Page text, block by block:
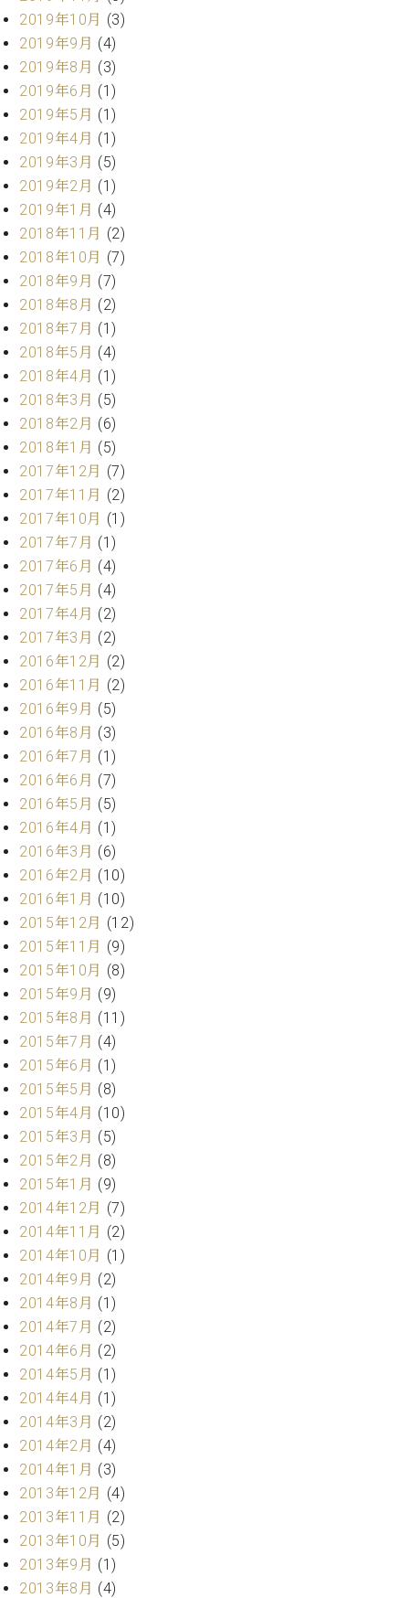
W.
ホ
フ
マ
ン
プ
ロ
フ
ェ
ッ
シ
ョ
ナ
ル
W.
ホ
フ
マ
ン
ト
ラ
デ
ィ
シ
ョ
ン
W.
ホ
フ
マ
ン
ヴ
ィ
ジ
ョ
ン
C.BECHSTEIN
Digital(ベ
ヒ
シ
ュ
タ
イ
ン
デ
ジ
タ
ル)
内
(PDF)
い
合
わ
せ
本
：
八
王
子
・
技
術
営
セ
ン
タ
ス
ッ
フ
ご
挨
拶
技
者
紹
介
展示
情報
【ユ
ーロ
ピア
ノ特
選中
古】
イ
ン
ト
情
報
八
子
工
房
ブ
ロ
グ
ク
セ
ス
お
問
合
わ
せ
ア
ー
テ
ィ
ト
カ
2019年10月 (3)
2019年9月 (4)
2019年8月 (3)
2019年6月 (1)
2019年5月 (1)
2019年4月 (1)
2019年3月 (5)
2019年2月 (1)
2019年1月 (4)
2018年11月 (2)
2018年10月 (7)
2018年9月 (7)
2018年8月 (2)
2018年7月 (1)
2018年5月 (4)
2018年4月 (1)
2018年3月 (5)
2018年2月 (6)
2018年1月 (5)
2017年12月 (7)
2017年11月 (2)
2017年10月 (1)
2017年7月 (1)
2017年6月 (4)
2017年5月 (4)
2017年4月 (2)
2017年3月 (2)
2016年12月 (2)
2016年11月 (2)
2016年9月 (5)
2016年8月 (3)
2016年7月 (1)
2016年6月 (7)
2016年5月 (5)
2016年4月 (1)
2016年3月 (6)
2016年2月 (10)
2016年1月 (10)
2015年12月 (12)
2015年11月 (9)
2015年10月 (8)
2015年9月 (9)
2015年8月 (11)
2015年7月 (4)
2015年6月 (1)
2015年5月 (8)
2015年4月 (10)
2015年3月 (5)
2015年2月 (8)
2015年1月 (9)
2014年12月 (7)
2014年11月 (2)
2014年10月 (1)
2014年9月 (2)
2014年8月 (1)
2014年7月 (2)
2014年6月 (2)
2014年5月 (1)
2014年4月 (1)
2014年3月 (2)
2014年2月 (4)
2014年1月 (3)
2013年12月 (4)
2013年11月 (2)
2013年10月 (5)
2013年9月 (1)
2013年8月 (4)